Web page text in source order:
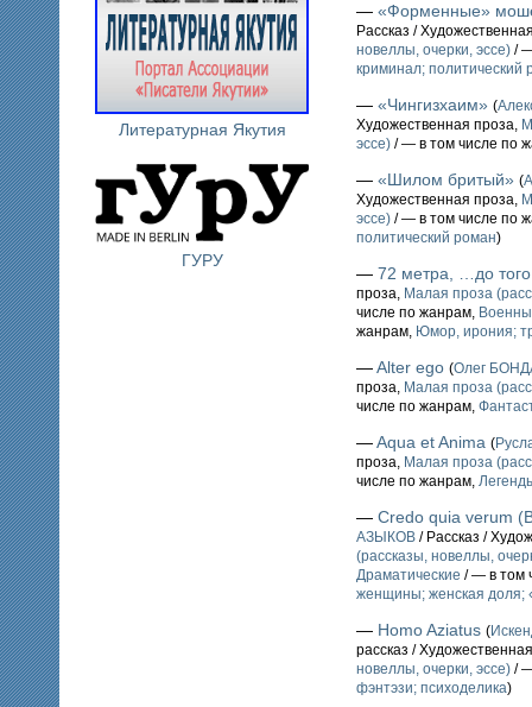
Литературная Якутия
ГУРУ
— «Форменные»
Рассказ /
новеллы, очерки, эссе) /
криминал; политический
— «Чингизхаим» (
Художественная проза,
эссе) / — в том числе по
— «Шилом бритый» (
Художественная проза,
эссе) / — в том числе по
политический роман)
— 72 метра, …до того
проза, Малая проза
числе по жанрам,
жанрам, Юмор, ирония;
—Alter ego (Олег
проза, Малая проза
числе по жанрам,
—Aqua et Anima (
проза, Малая проза
числе по жанрам,
— Credo quia verum
АЗЫКОВ / Рассказ /
(рассказы, новеллы,
Драматические / — в том
женщины; женская доля;
— Homo Aziatus (
рассказ /
новеллы, очерки, эссе) /
фэнтэзи; психоделика)